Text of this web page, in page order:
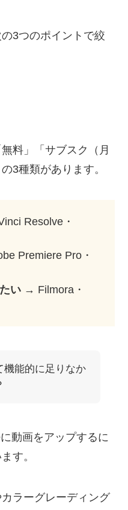
3つのポイントで絞
料」「サブスク（月
3種類があります。
Resolve・
Premiere Pro・
い→ Filmora・
機能的に足りなか
動画をアップするに
す。
ラーグレーディング